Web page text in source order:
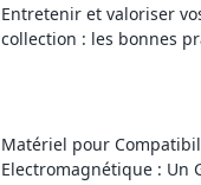
Entretenir et valoriser
collection : les bonnes
Matériel pour
Electromagnétique : Un